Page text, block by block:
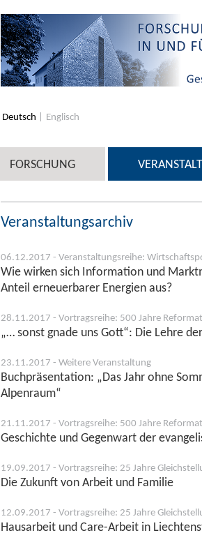
Deutsch Englisch
FORSCHUNG
Veranstaltungsarchiv
06.12.2017 - Veranstaltungsreihe:
Wie wirken sich Information und
Anteil erneuerbarer Energien aus?
28.11.2017 - Vortragsreihe: 500 Jahre
„… sonst gnade uns Gott“: Die Lehre
23.11.2017 - Weitere Veranstaltung
Buchpräsentation: „Das Jahr ohne
Alpenraum“
21.11.2017 - Vortragsreihe: 500 Jahre
Geschichte und Gegenwart der
19.09.2017 - Vortragsreihe: 25 Jahre
Die Zukunft von Arbeit und Familie
12.09.2017 - Vortragsreihe: 25 Jahre
Hausarbeit und Care-Arbeit in